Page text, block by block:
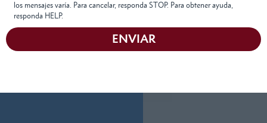
los mensajes varía. Para cancelar, responda STOP. Para obtener ayuda,
responda HELP.
ENVIAR